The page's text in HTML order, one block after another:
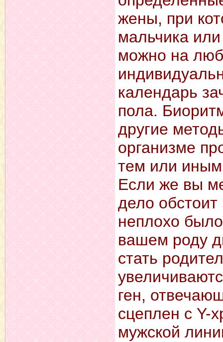
жены, при
мальчика
можно на
календарь
пола.
другие
организме
тем или
Если же вы
дело
неплохо
вашем роду
стать
ген,
сцеплен с Y-
мужской